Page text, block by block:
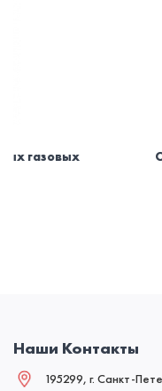
Омывающая
Наши Контакты
195299, г. Санкт-